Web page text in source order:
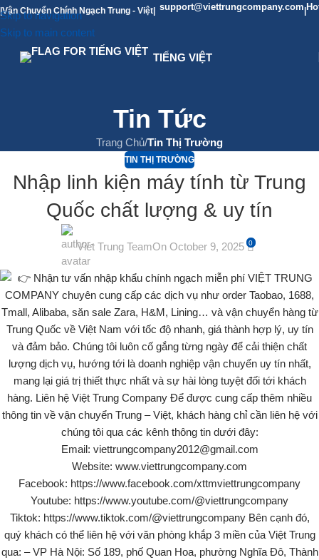
Skip to navigation
Skip to main content
Chính Ngạch Trung - Việt| support@viettrungcompany.com|Hotline:
TIẾNG VIỆT
Tin Tức
Trang Chủ/Tin Thị Trường
TIN THỊ TRƯỜNG
Nhập linh kiện máy tính từ Trung
Quốc chất lượng & uy tín
Viet Trung TeamOn October 9, 2025 0